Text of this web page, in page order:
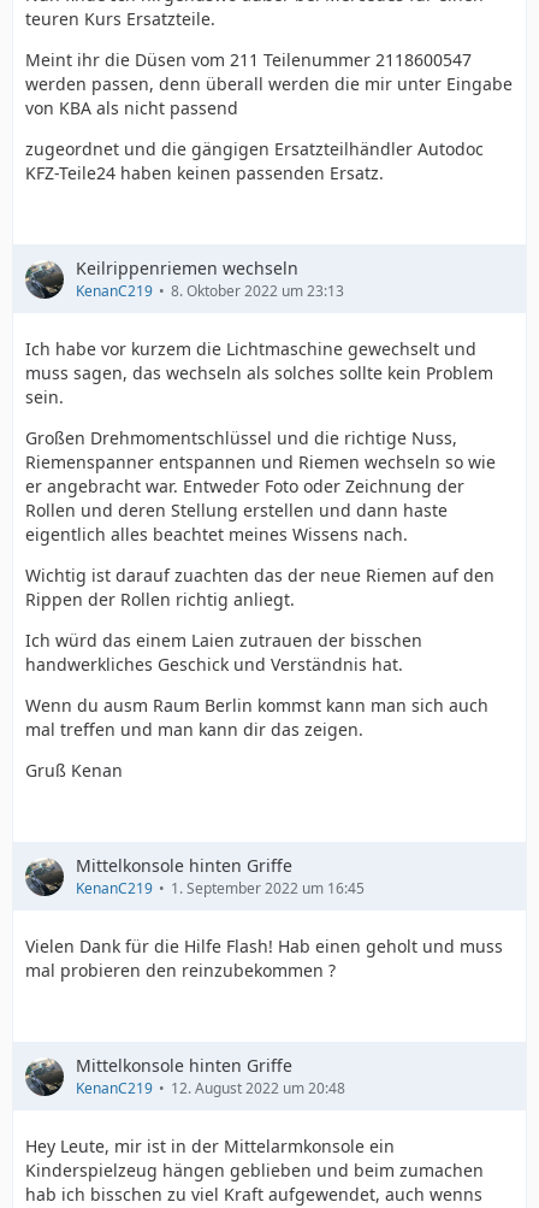
teuren Kurs Ersatzteile.
Meint ihr die Düsen vom 211 Teilenummer 2118600547
werden passen, denn überall werden die mir unter Eingabe
von KBA als nicht passend
zugeordnet und die gängigen Ersatzteilhändler Autodoc
KFZ-Teile24 haben keinen passenden Ersatz.
Keilrippenriemen wechseln
KenanC219 8. Oktober 2022 um 23:13
Ich habe vor kurzem die Lichtmaschine gewechselt und
muss sagen, das wechseln als solches sollte kein Problem
sein.
Großen Drehmomentschlüssel und die richtige Nuss,
Riemenspanner entspannen und Riemen wechseln so wie
er angebracht war. Entweder Foto oder Zeichnung der
Rollen und deren Stellung erstellen und dann haste
eigentlich alles beachtet meines Wissens nach.
Wichtig ist darauf zuachten das der neue Riemen auf den
Rippen der Rollen richtig anliegt.
Ich würd das einem Laien zutrauen der bisschen
handwerkliches Geschick und Verständnis hat.
Wenn du ausm Raum Berlin kommst kann man sich auch
mal treffen und man kann dir das zeigen.
Gruß Kenan
Mittelkonsole hinten Griffe
KenanC219 1. September 2022 um 16:45
Vielen Dank für die Hilfe Flash! Hab einen geholt und muss
mal probieren den reinzubekommen ?
Mittelkonsole hinten Griffe
KenanC219 12. August 2022 um 20:48
Hey Leute, mir ist in der Mittelarmkonsole ein
Kinderspielzeug hängen geblieben und beim zumachen
hab ich bisschen zu viel Kraft aufgewendet, auch wenns